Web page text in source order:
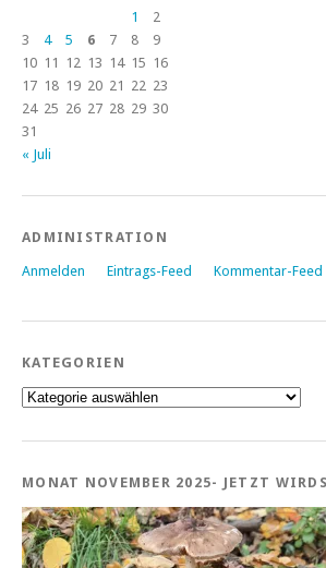
1
2
3
4 5 6 7 8
9
10 11 12 13 14 15 16
17 18 19 20 21 22 23
24 25 26 27 28 29 30
31
« Juli
ADMINISTRATION
Anmelden Eintrags-Feed Kommentar-Feed
KATEGORIEN
Kategorien
MONAT NOVEMBER 2025- JETZT